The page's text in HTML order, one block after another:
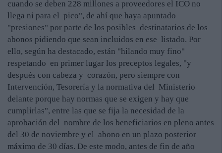
cuando se deben 228 millones a proveedores el ICO no
llega ni para el pico", de ahí que haya apuntado
"presiones" por parte de los posibles destinatarios de los
abonos pidiendo que sean incluidos en ese listado. Por
ello, según ha destacado, están "hilando muy fino"
respetando en primer lugar los preceptos legales, "y
después con cabeza y corazón, pero siempre con
Intervención, Tesorería y la normativa del Ministerio
delante porque hay normas que se exigen y hay que
cumplirlas", entre las que se fija la necesidad de la
aprobación del nombre de los beneficiarios en pleno antes
del 30 de noviembre y el abono en un plazo posterior
máximo de 30 días. De este modo, antes de fin de año